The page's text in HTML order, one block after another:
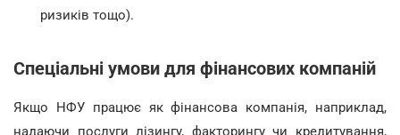
ризиків тощо).
Спеціальні умови для фінансових компаній
Якщо НФУ працює як фінансова компанія, наприклад,
надаючи послуги лізингу, факторингу чи кредитування,